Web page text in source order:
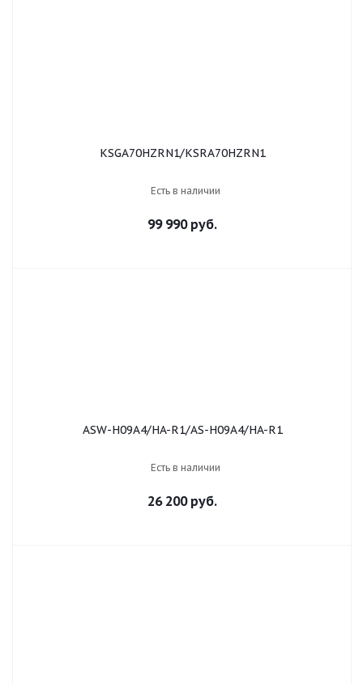
KSGA70HZRN1/KSRA70HZRN1
Есть в наличии
99 990 руб.
ASW-H09A4/HA-R1/AS-H09A4/HA-R1
Есть в наличии
26 200 руб.